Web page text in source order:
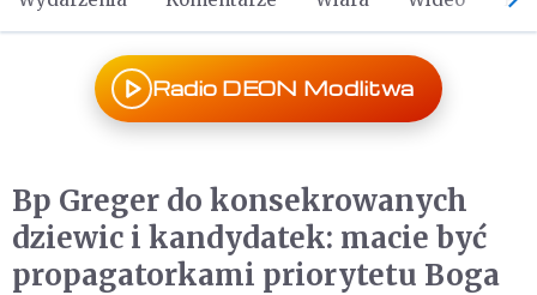
Radio DEON Modlitwa
Bp Greger do konsekrowanych
dziewic i kandydatek: macie być
propagatorkami priorytetu Boga